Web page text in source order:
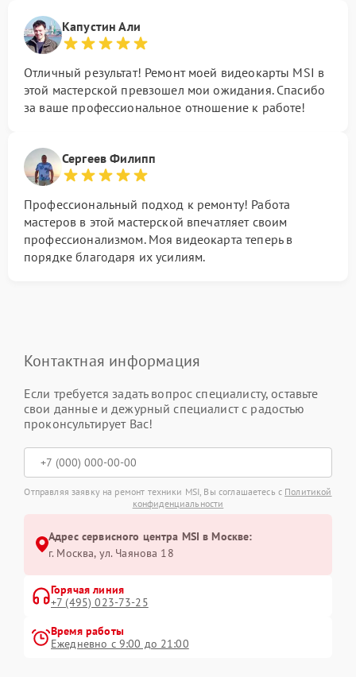
Капустин Али
Отличный результат! Ремонт моей видеокарты MSI в
этой мастерской превзошел мои ожидания. Спасибо
за ваше профессиональное отношение к работе!
Сергеев Филипп
Профессиональный подход к ремонту! Работа
мастеров в этой мастерской впечатляет своим
профессионализмом. Моя видеокарта теперь в
порядке благодаря их усилиям.
Контактная информация
Если требуется задать вопрос специалисту, оставьте
свои данные и дежурный специалист с радостью
проконсультирует Вас!
Отправляя заявку на ремонт техники MSI, Вы соглашаетесь с Политикой
конфиденциальности
Адрес сервисного центра MSI в Москве:
г. Москва, ул. Чаянова 18
Горячая линия
+7 (495) 023-73-25
Время работы
Ежедневно с 9:00 до 21:00